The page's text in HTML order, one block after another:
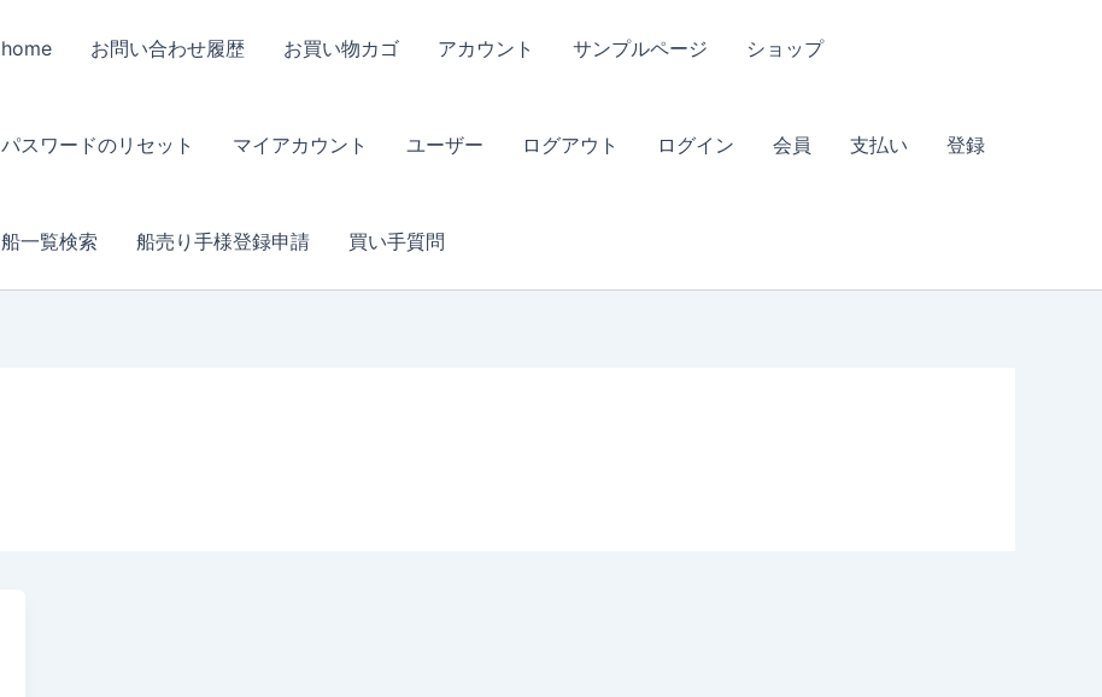
home お問い合わせ履歴 お買い物カゴ アカウント サンプルページ ショップ
パスワードのリセット マイアカウント ユーザー ログアウト ログイン 会員 支払い 登録
船一覧検索 船売り手様登録申請 買い手質問